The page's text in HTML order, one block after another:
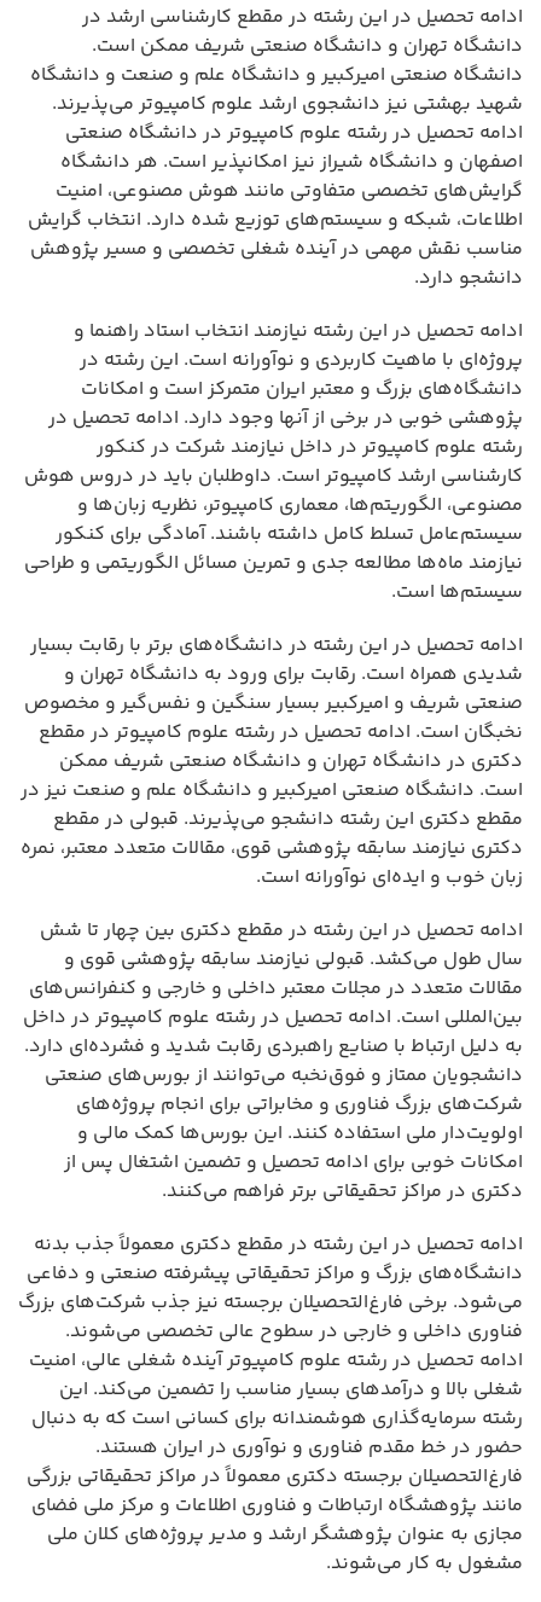
ادامه تحصیل در این رشته در مقطع کارشناسی ارشد در
دانشگاه تهران و دانشگاه صنعتی شریف ممکن است.
دانشگاه صنعتی امیرکبیر و دانشگاه علم و صنعت و دانشگاه
شهید بهشتی نیز دانشجوی ارشد علوم کامپیوتر می‌پذیرند.
ادامه تحصیل در رشته علوم کامپیوتر در دانشگاه صنعتی
اصفهان و دانشگاه شیراز نیز امکانپذیر است. هر دانشگاه
گرایش‌های تخصصی متفاوتی مانند هوش مصنوعی، امنیت
اطلاعات، شبکه و سیستم‌های توزیع شده دارد. انتخاب گرایش
مناسب نقش مهمی در آینده شغلی تخصصی و مسیر پژوهش
دانشجو دارد.
ادامه تحصیل در این رشته نیازمند انتخاب استاد راهنما و
پروژه‌ای با ماهیت کاربردی و نوآورانه است. این رشته در
دانشگاه‌های بزرگ و معتبر ایران متمرکز است و امکانات
پژوهشی خوبی در برخی از آنها وجود دارد. ادامه تحصیل در
رشته علوم کامپیوتر در داخل نیازمند شرکت در کنکور
کارشناسی ارشد کامپیوتر است. داوطلبان باید در دروس هوش
مصنوعی، الگوریتم‌ها، معماری کامپیوتر، نظریه زبان‌ها و
سیستم‌عامل تسلط کامل داشته باشند. آمادگی برای کنکور
نیازمند ماه‌ها مطالعه جدی و تمرین مسائل الگوریتمی و طراحی
سیستم‌ها است.
ادامه تحصیل در این رشته در دانشگاه‌های برتر با رقابت بسیار
شدیدی همراه است. رقابت برای ورود به دانشگاه تهران و
صنعتی شریف و امیرکبیر بسیار سنگین و نفس‌گیر و مخصوص
نخبگان است. ادامه تحصیل در رشته علوم کامپیوتر در مقطع
دکتری در دانشگاه تهران و دانشگاه صنعتی شریف ممکن
است. دانشگاه صنعتی امیرکبیر و دانشگاه علم و صنعت نیز در
مقطع دکتری این رشته دانشجو می‌پذیرند. قبولی در مقطع
دکتری نیازمند سابقه پژوهشی قوی، مقالات متعدد معتبر، نمره
زبان خوب و ایده‌ای نوآورانه است.
ادامه تحصیل در این رشته در مقطع دکتری بین چهار تا شش
سال طول می‌کشد. قبولی نیازمند سابقه پژوهشی قوی و
مقالات متعدد در مجلات معتبر داخلی و خارجی و کنفرانس‌های
بین‌المللی است. ادامه تحصیل در رشته علوم کامپیوتر در داخل
به دلیل ارتباط با صنایع راهبردی رقابت شدید و فشرده‌ای دارد.
دانشجویان ممتاز و فوق‌نخبه می‌توانند از بورس‌های صنعتی
شرکت‌های بزرگ فناوری و مخابراتی برای انجام پروژه‌های
اولویت‌دار ملی استفاده کنند. این بورس‌ها کمک مالی و
امکانات خوبی برای ادامه تحصیل و تضمین اشتغال پس از
دکتری در مراکز تحقیقاتی برتر فراهم می‌کنند.
ادامه تحصیل در این رشته در مقطع دکتری معمولاً جذب بدنه
دانشگاه‌های بزرگ و مراکز تحقیقاتی پیشرفته صنعتی و دفاعی
می‌شود. برخی فارغ‌التحصیلان برجسته نیز جذب شرکت‌های بزرگ
فناوری داخلی و خارجی در سطوح عالی تخصصی می‌شوند.
ادامه تحصیل در رشته علوم کامپیوتر آینده شغلی عالی، امنیت
شغلی بالا و درآمدهای بسیار مناسب را تضمین می‌کند. این
رشته سرمایه‌گذاری هوشمندانه برای کسانی است که به دنبال
حضور در خط مقدم فناوری و نوآوری در ایران هستند.
فارغ‌التحصیلان برجسته دکتری معمولاً در مراکز تحقیقاتی بزرگی
مانند پژوهشگاه ارتباطات و فناوری اطلاعات و مرکز ملی فضای
مجازی به عنوان پژوهشگر ارشد و مدیر پروژه‌های کلان ملی
مشغول به کار می‌شوند.